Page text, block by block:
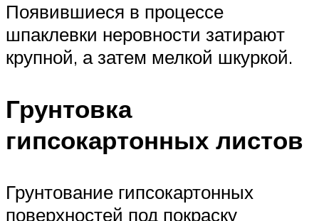
Появившиеся в процессе
шпаклевки неровности затирают
крупной, а затем мелкой шкуркой.
Грунтовка
гипсокартонных листов
Грунтование гипсокартонных
поверхностей под покраску